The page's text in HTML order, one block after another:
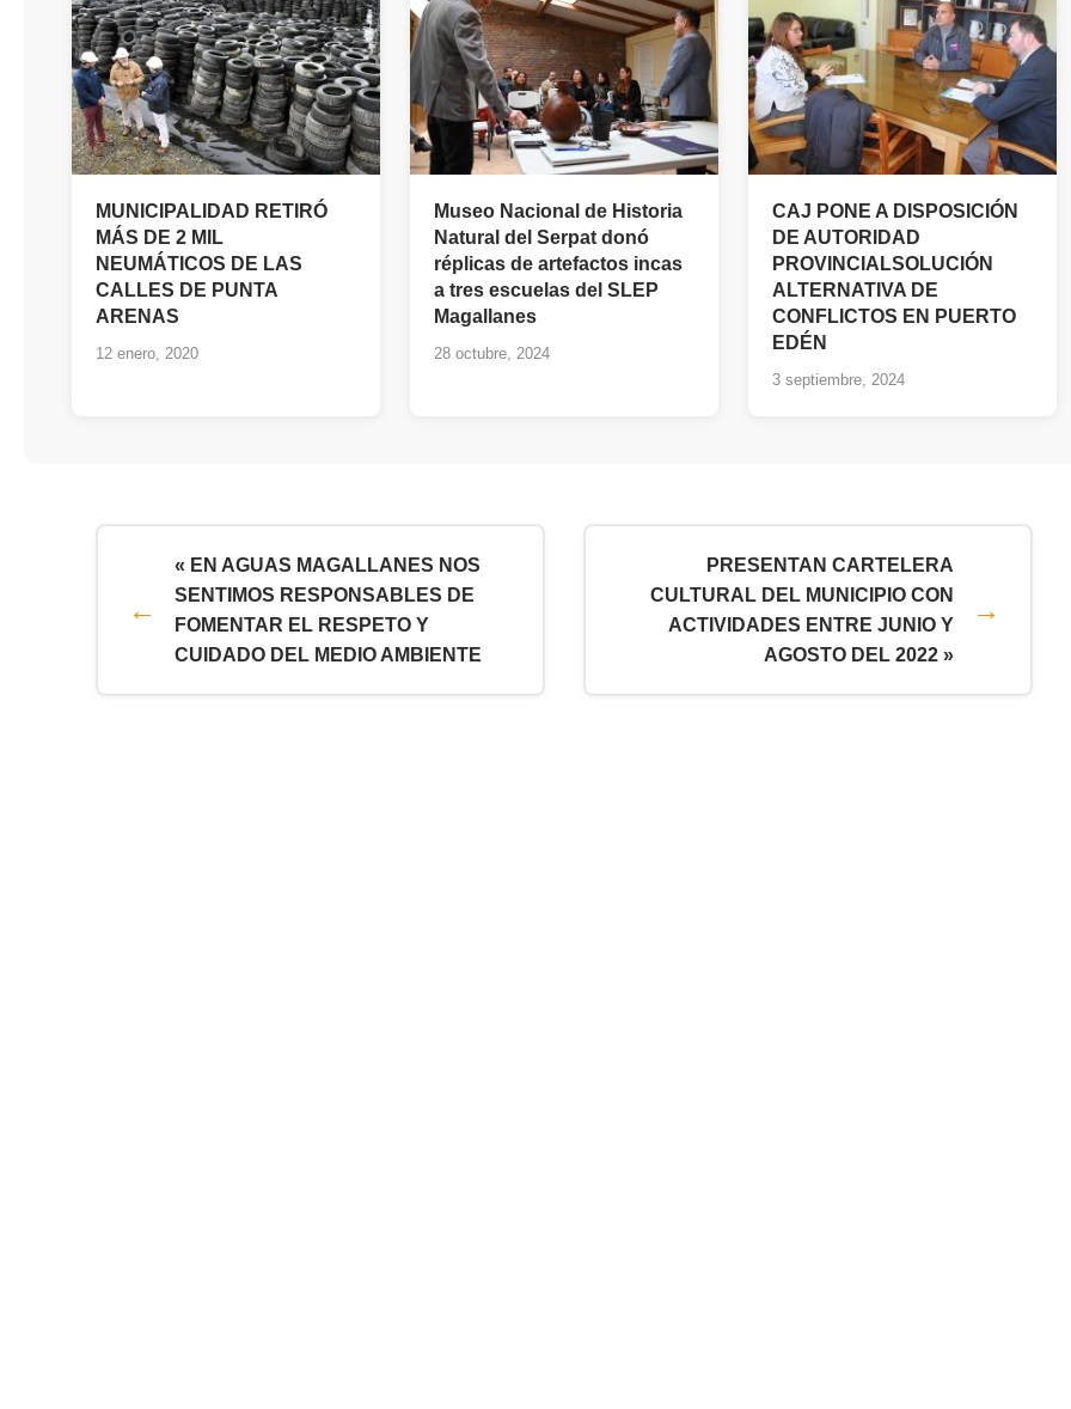
MUNICIPALIDAD RETIRÓ
MÁS DE 2 MIL
NEUMÁTICOS DE LAS
CALLES DE PUNTA
ARENAS
12 enero, 2020
Museo Nacional de Historia
Natural del Serpat donó
réplicas de artefactos incas
a tres escuelas del SLEP
Magallanes
28 octubre, 2024
CAJ PONE A DISPOSICIÓN
DE AUTORIDAD
PROVINCIALSOLUCIÓN
ALTERNATIVA DE
CONFLICTOS EN PUERTO
EDÉN
3 septiembre, 2024
« EN AGUAS MAGALLANES NOS
SENTIMOS RESPONSABLES DE
FOMENTAR EL RESPETO Y
CUIDADO DEL MEDIO AMBIENTE
PRESENTAN CARTELERA
CULTURAL DEL MUNICIPIO CON
ACTIVIDADES ENTRE JUNIO Y
AGOSTO DEL 2022 »